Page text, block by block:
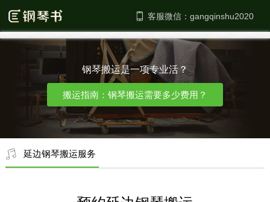
客服微信：
钢琴搬运是一项专业活？
搬运指南：钢琴搬运需要多少费用？
延边钢琴搬运服务